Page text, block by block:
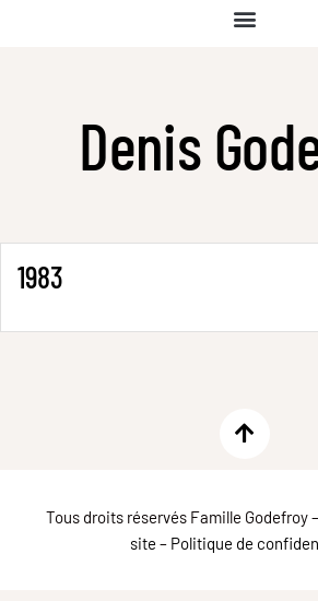
Denis
1983
Tous droits réservés Famille Godefroy –
site – Politique de